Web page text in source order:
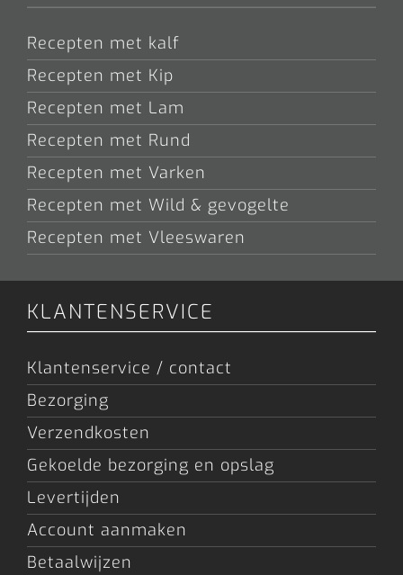
Recepten met kalf
Recepten met Kip
Recepten met Lam
Recepten met Rund
Recepten met Varken
Recepten met Wild & gevogelte
Recepten met Vleeswaren
KLANTENSERVICE
Klantenservice / contact
Bezorging
Verzendkosten
Gekoelde bezorging en opslag
Levertijden
Account aanmaken
Betaalwijzen